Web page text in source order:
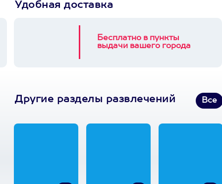
Удобная доставка
Бесплатно в пункты
выдачи вашего города
Другие разделы развлечений Все